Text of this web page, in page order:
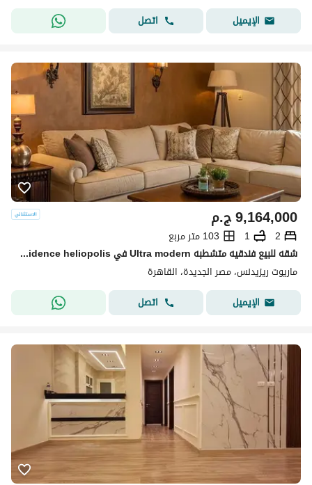
الإيميل
اتصل
ج.م9,164,000
2
1
103 متر مربع
شقه للبيع فندقيه متشطبه Ultra modern في marriott residence heliopolis في مصر الجديده بجوار سيتي ستنر الماظه
ماريوت ريزيدنس، مصر الجديدة، القاهرة
الإيميل
اتصل